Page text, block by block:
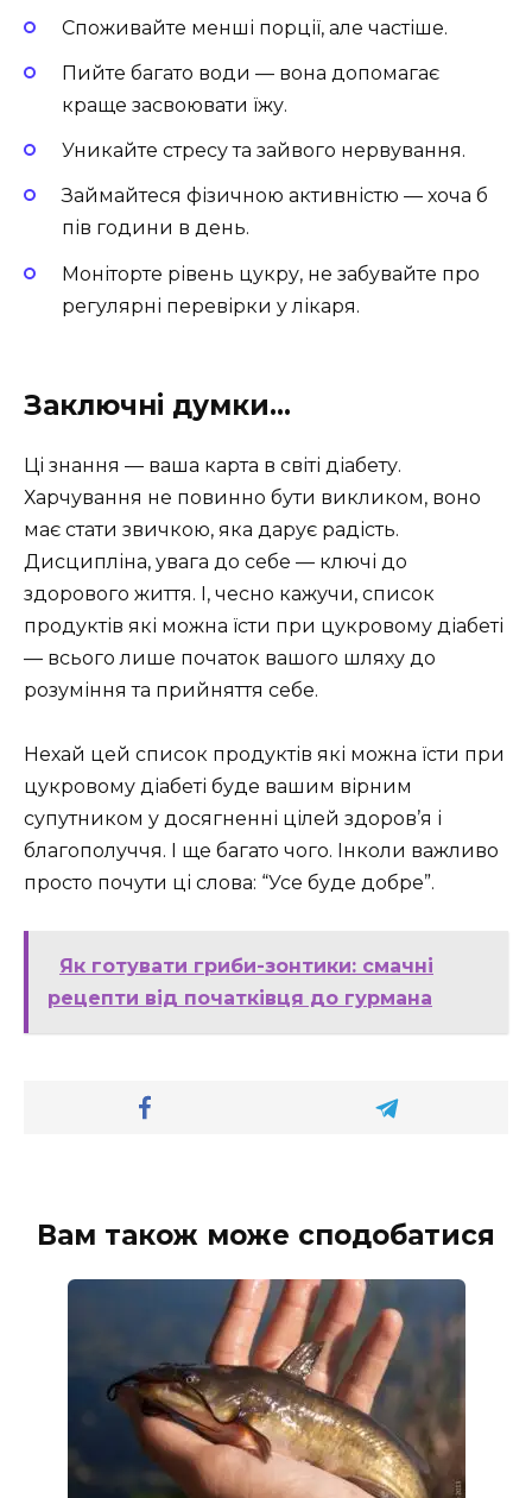
Споживайте менші порції, але частіше.
Пийте багато води — вона допомагає
краще засвоювати їжу.
Уникайте стресу та зайвого нервування.
Займайтеся фізичною активністю — хоча б
пів години в день.
Моніторте рівень цукру, не забувайте про
регулярні перевірки у лікаря.
Заключні думки…
Ці знання — ваша карта в світі діабету.
Харчування не повинно бути викликом, воно
має стати звичкою, яка дарує радість.
Дисципліна, увага до себе — ключі до
здорового життя. І, чесно кажучи, список
продуктів які можна їсти при цукровому діабеті
— всього лише початок вашого шляху до
розуміння та прийняття себе.
Нехай цей список продуктів які можна їсти при
цукровому діабеті буде вашим вірним
супутником у досягненні цілей здоров’я і
благополуччя. І ще багато чого. Інколи важливо
просто почути ці слова: “Усе буде добре”.
Як готувати гриби-зонтики: смачні
рецепти від початківця до гурмана
Вам також може сподобатися